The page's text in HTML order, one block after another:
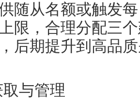
随从名额或触发
限，合理分配三
后期提升到高品
与管理